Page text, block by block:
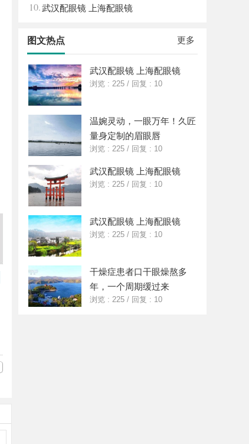
平台
10.武汉配眼镜 上海配眼镜
更多
图文热点
武汉配眼镜 上海配眼镜
浏览 : 225 / 回复 : 10
温婉灵动，一眼万年！久匠
量身定制的眉眼唇
浏览 : 225 / 回复 : 10
武汉配眼镜 上海配眼镜
浏览 : 225 / 回复 : 10
武汉配眼镜 上海配眼镜
浏览 : 225 / 回复 : 10
干燥症患者口干眼燥熬多
年，一个周期缓过来
浏览 : 225 / 回复 : 10